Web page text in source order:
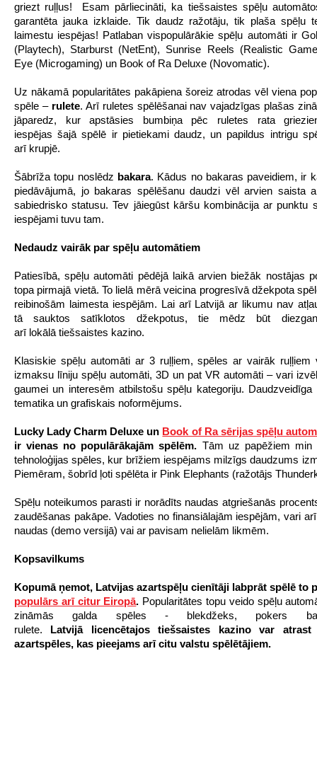
griezt ruļļus! Esam pārliecināti, ka tiešsaistes spēļu
garantēta jauka izklaide. Tik daudz ražotāju, tik plaša spēļu
laimestu iespējas! Patlaban vispopulārākie spēļu automāti ir
(Playtech), Starburst (NetEnt), Sunrise Reels (Realistic
Eye (Microgaming) un Book of Ra Deluxe (Novomatic).
Uz nākamā popularitātes pakāpiena šoreiz atrodas vēl viena
spēle – rulete. Arī ruletes spēlēšanai nav vajadzīgas plašas
jāparedz, kur apstāsies bumbiņa pēc ruletes rata
iespējas šajā spēlē ir pietiekami daudz, un papildus intrigu
arī krupjē.
Šābrīža topu noslēdz bakara. Kādus no bakaras paveidiem, ir
piedāvājumā, jo bakaras spēlēšanu daudzi vēl arvien saista
sabiedrisko statusu. Tev jāiegūst kāršu kombinācija ar punktu
iespējami tuvu tam.
Nedaudz vairāk par spēļu automātiem
Patiesībā, spēļu automāti pēdējā laikā arvien biežāk nostājas
topa pirmajā vietā. To lielā mērā veicina progresīvā džekpota
reibinošām laimesta iespējām. Lai arī Latvijā ar likumu nav
tā sauktos satīklotos džekpotus, tie mēdz būt
arī lokālā tiešsaistes kazino.
Klasiskie spēļu automāti ar 3 ruļļiem, spēles ar vairāk ruļļiem
izmaksu līniju spēļu automāti, 3D un pat VR automāti – vari
gaumei un interesēm atbilstošu spēļu kategoriju.
tematika un grafiskais noformējums.
Lucky Lady Charm Deluxe un Book of Ra sērijas spēļu
ir vienas no populārākajām spēlēm. Tām uz papēžiem min
tehnoloģijas spēles, kur brīžiem iespējams milzīgs daudzums
Piemēram, šobrīd ļoti spēlēta ir Pink Elephants (ražotājs
Spēļu noteikumos parasti ir norādīts naudas atgriešanās
zaudēšanas pakāpe. Vadoties no finansiālajām iespējām, vari
naudas (demo versijā) vai ar pavisam nelielām likmēm.
Kopsavilkums
Kopumā ņemot, Latvijas azartspēļu cienītāji labprāt spēlē to
populārs arī citur Eiropā. Popularitātes topu veido spēļu
zināmās galda spēles - blekdžeks, pokers
rulete. Latvijā licencētajos tiešsaistes kazino var
azartspēles, kas pieejams arīcitu valstu spēlētājiem.